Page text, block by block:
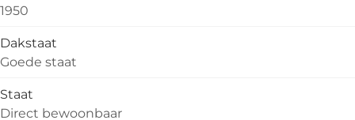
1950
Dakstaat
Goede staat
Staat
Direct bewoonbaar